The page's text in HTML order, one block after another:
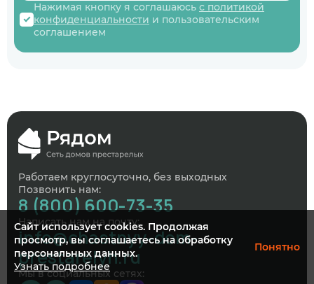
Нажимая кнопку я соглашаюсь с политикой
конфиденциальности и пользовательским
соглашением
Работаем круглосуточно, без выходных
Позвонить нам:
8 (800) 600-73-35
Написать нам на почту:
info@chastnyy-dom-
prestarelyh.ru
Мы в социальных сетях:
Сайт использует cookies. Продолжая
просмотр, вы соглашаетесь на обработку
персональных данных.
Узнать подробнее
Понятно